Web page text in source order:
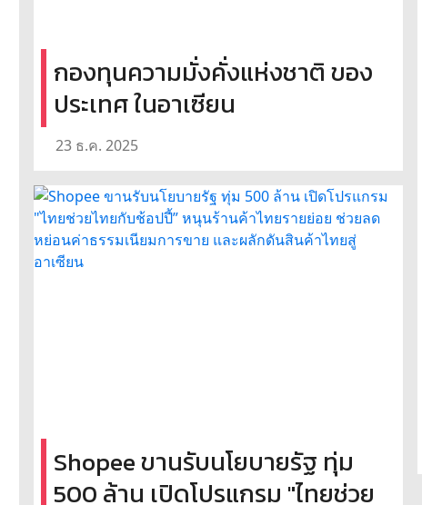
กองทุนความมั่งคั่งแห่งชาติ ของ
ประเทศ ในอาเซียน
23 ธ.ค. 2025
Shopee ขานรับนโยบายรัฐ ทุ่ม
500 ล้าน เปิดโปรแกรม "ไทยช่วย